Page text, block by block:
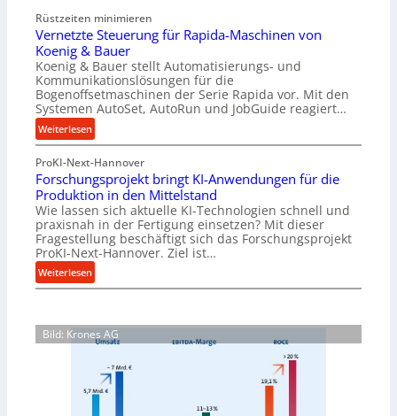
o
m
a
t
i
o
n
e
x
p
a
n
d
i
e
l
e
n
f
ü
h
r
g
e
n
e
r
h
ö
e
n
e
Rüstzeiten minimieren
Vernetzte Steuerung für Rapida-Maschinen von
Koenig & Bauer
Koenig & Bauer stellt Automatisierungs- und
Kommunikationslösungen für die
Bogenoffsetmaschinen der Serie Rapida vor. Mit den
Systemen AutoSet, AutoRun und JobGuide reagiert…
Weiterlesen:
V
e
r
n
e
t
z
t
e
e
u
u
ProKI-Next-Hannover
Forschungsprojekt bringt KI-Anwendungen für die
Produktion in den Mittelstand
Wie lassen sich aktuelle KI-Technologien schnell und
praxisnah in der Fertigung einsetzen? Mit dieser
Fragestellung beschäftigt sich das Forschungsprojekt
ProKI-Next-Hannover. Ziel ist…
Weiterlesen:
F
r
s
u
Bild: Krones AG